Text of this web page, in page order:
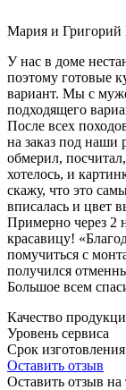
Мария и Григорий
У нас в доме
поэтому готовые
вариант. Мы с
подходящего
После всех
на заказ под наши
обмерил,
хотелось, и
скажу, что это
вписалась и цвет
Примерно через 2
красавицу!
помучиться с
получился
Большое всем
Качество
Уровень сервиса
Срок изготовления
Оставить отзыв
Оставить отзыв